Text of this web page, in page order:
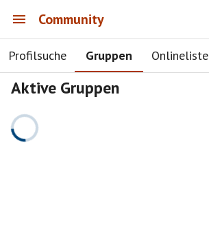
Community
Profilsuche Gruppen Onlineliste
Aktive Gruppen